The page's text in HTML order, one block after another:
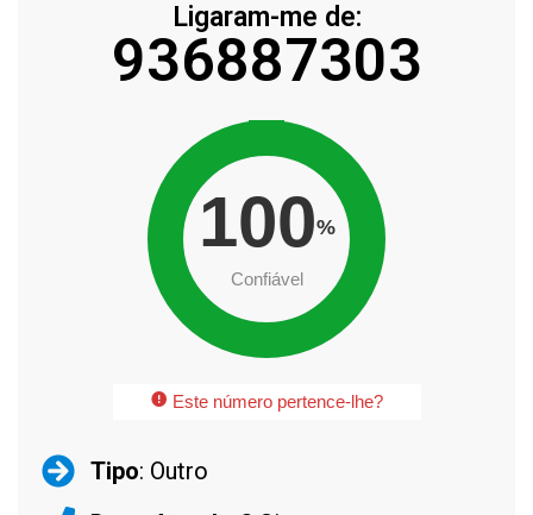
Ligaram-me de:
936887303
100%
Confiável
Este número pertence-lhe?
Tipo: Outro